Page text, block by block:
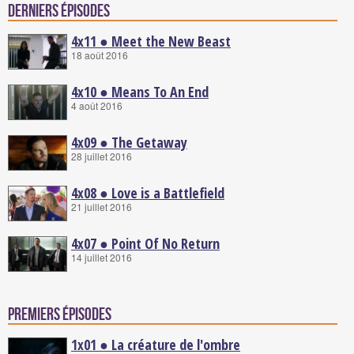
Derniers épisodes
4x11 ● Meet the New Beast
18 août 2016
4x10 ● Means To An End
4 août 2016
4x09 ● The Getaway
28 juillet 2016
4x08 ● Love is a Battlefield
21 juillet 2016
4x07 ● Point Of No Return
14 juillet 2016
Premiers épisodes
1x01 ● La créature de l'ombre